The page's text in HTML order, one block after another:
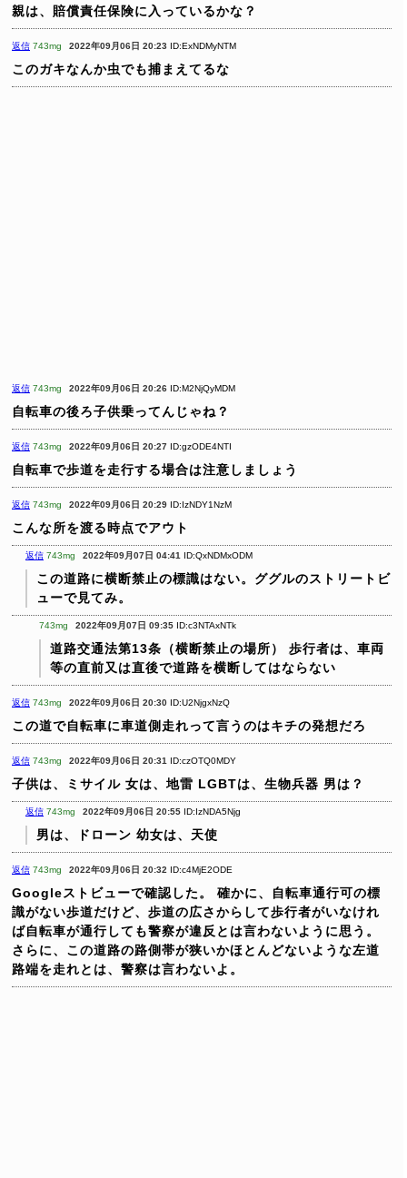
親は、賠償責任保険に入っているかな？
返信 743mg 2022年09月06日 20:23 ID:ExNDMyNTM
このガキなんか虫でも捕まえてるな
返信 743mg 2022年09月06日 20:26 ID:M2NjQyMDM
自転車の後ろ子供乗ってんじゃね？
返信 743mg 2022年09月06日 20:27 ID:gzODE4NTI
自転車で歩道を走行する場合は注意しましょう
返信 743mg 2022年09月06日 20:29 ID:IzNDY1NzM
こんな所を渡る時点でアウト
返信 743mg 2022年09月07日 04:41 ID:QxNDMxODM
この道路に横断禁止の標識はない。ググルのストリートビ
ューで見てみ。
743mg 2022年09月07日 09:35 ID:c3NTAxNTk
道路交通法第13条（横断禁止の場所）
歩行者は、車両
等の直前又は直後で道路を横断してはならない
返信 743mg 2022年09月06日 20:30 ID:U2NjgxNzQ
この道で自転車に車道側走れって言うのはキチの発想だろ
返信 743mg 2022年09月06日 20:31 ID:czOTQ0MDY
子供は、ミサイル 女は、地雷 LGBTは、生物兵器 男は？
返信 743mg 2022年09月06日 20:55 ID:IzNDA5Njg
男は、ドローン 幼女は、天使
返信 743mg 2022年09月06日 20:32 ID:c4MjE2ODE
Googleストビューで確認した。
確かに、自転車通行可の標
識がない歩道だけど、歩道の広さからして歩行者がいなけれ
ば自転車が通行しても警察が違反とは言わないように思う。
さらに、この道路の路側帯が狭いかほとんどないような左道
路端を走れとは、警察は言わないよ。